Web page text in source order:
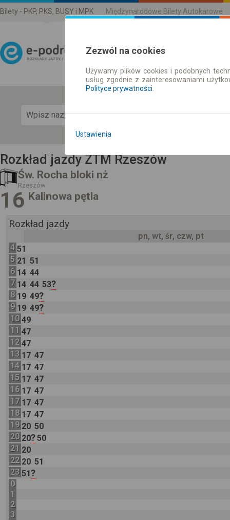
Bilety - PKP, PKS, BUSY i MPK Międzynarodowe Bilety Autokarowe
Rozkład Jazdy | Bilety
Rozkład jazdy ZTM Rzeszów
Św. Rocha bloki nż
Rzeszów
16 Kalinowa pętla
Rozkład jazdy
pn, wt, śr, czw, pt
4 51
5 21 51
6 14 44
7 14 44 53?
8 19 49?
9 19 49?
10 49
11 47
12 47
13 17 47
14 17 47
15 17 47
16 17 47
17 17 47
18 17 47
19 20 50
20 20?50
21 20
22 20 51
23 51?
0
1
2
3
Zezwól na cookies
Używamy plików cookies i podobnych
usług zgodnie z zainteresowaniami
Polityce prywatności
Ustawienia